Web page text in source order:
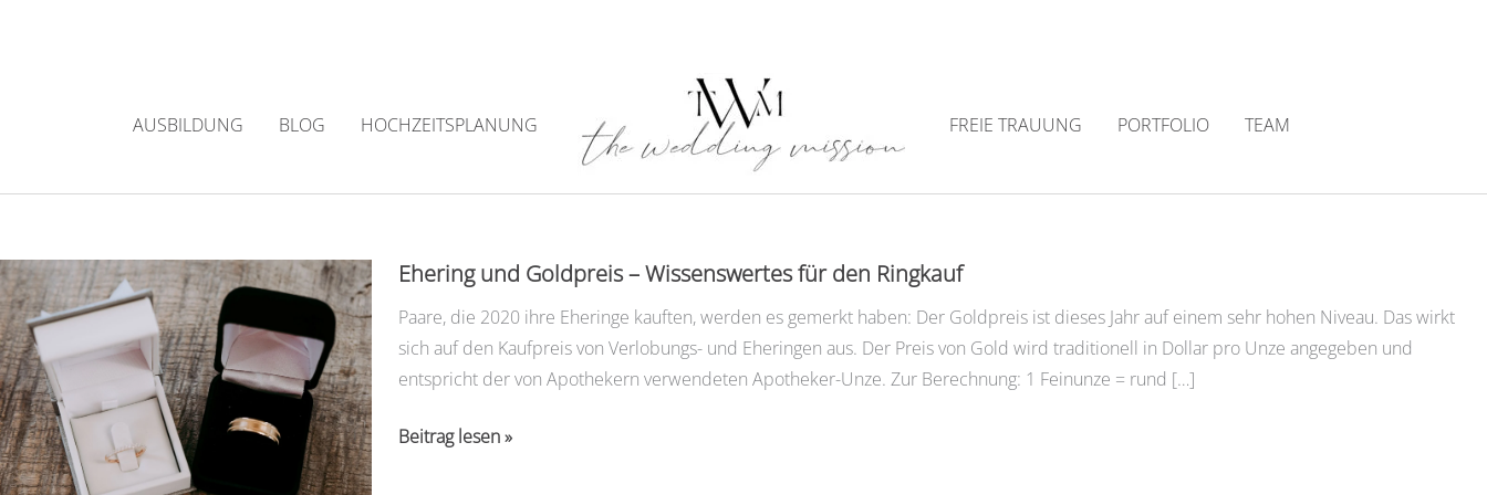
AUSBILDUNG
BLOG HOCHZEITSPLANUNG FREIE TRAUUNG PORTFOLIO TEAM
Weißgold
Ehering und Goldpreis – Wissenswertes für den Ringkauf
Paare, die 2020 ihre Eheringe kauften, werden es gemerkt haben: Der Goldpreis ist dieses Jahr auf einem sehr hohen Niveau. Das wirkt
sich auf den Kaufpreis von Verlobungs- und Eheringen aus. Der Preis von Gold wird traditionell in Dollar pro Unze angegeben und
entspricht der von Apothekern verwendeten Apotheker-Unze. Zur Berechnung: 1 Feinunze = rund […]
Ehering
Beitrag lesen »